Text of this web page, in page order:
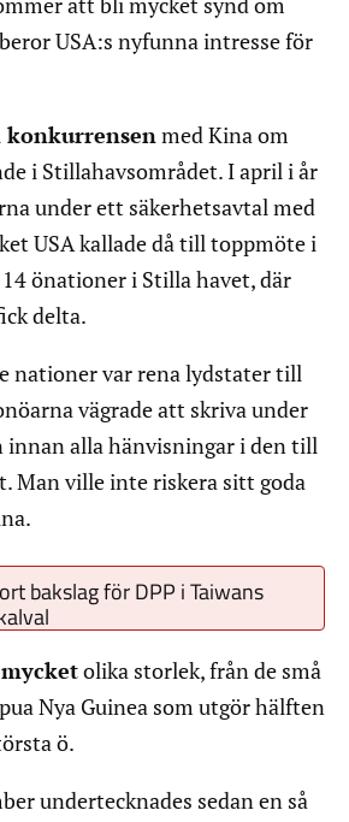
USA:s nyfunna intresse för
med Kina om
i Stillahavsområdet. I april i år
under ett säkerhetsavtal med
USA kallade då till toppmöte i
önationer i Stilla havet, där
delta.
nationer var rena lydstater till
vägrade att skriva under
innan alla hänvisningar i den till
Man ville inte riskera sitt goda
bakslag för DPP i Taiwans
olika storlek, från de små
Nya Guinea som utgör hälften
ö.
undertecknades sedan en så